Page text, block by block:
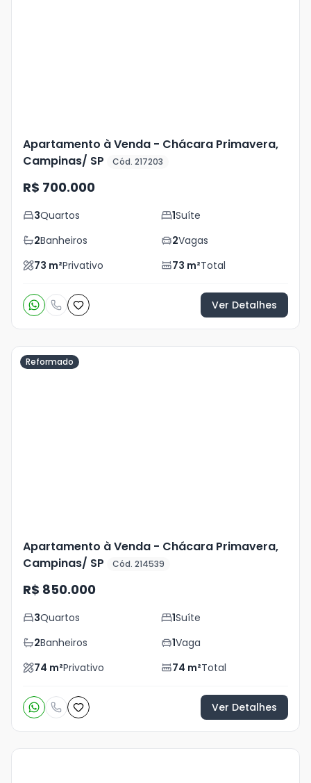
Apartamento à Venda - Chácara Primavera,
Campinas/ SP
Cód. 217203
R$ 700.000
3Quartos 1Suíte
2Banheiros 2Vagas
73 m²Privativo 73 m²Total
Ver Detalhes
Reformado
Apartamento à Venda - Chácara Primavera,
Campinas/ SP
Cód. 214539
R$ 850.000
3Quartos 1Suíte
2Banheiros 1Vaga
74 m²Privativo 74 m²Total
Ver Detalhes